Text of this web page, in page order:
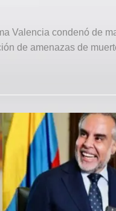
Valencia condenó de
de amenazas de